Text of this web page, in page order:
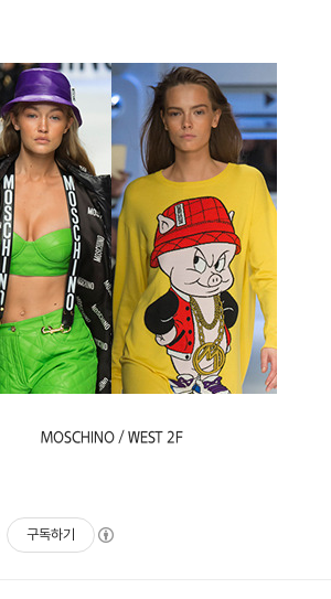
MOSCHINO / WEST 2F
구독하기